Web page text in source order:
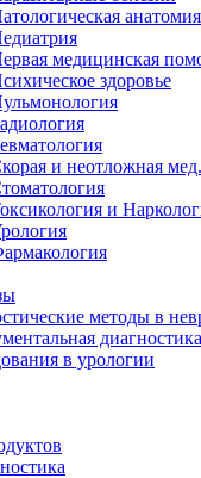
анатомия
медицинская
здоровье
и неотложная
и
методы в
диагностика
в урологии